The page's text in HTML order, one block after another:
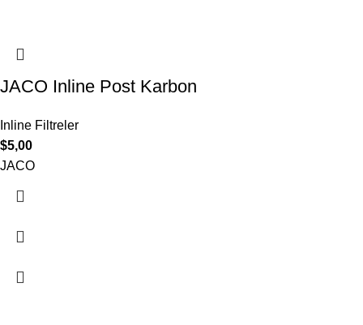
JACO Inline Post Karbon
Inline Filtreler
$5,00
JACO